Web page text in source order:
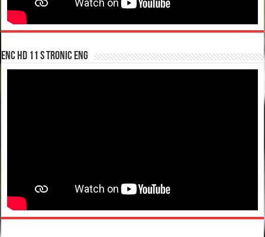
enc hd 11 S tronic ENG